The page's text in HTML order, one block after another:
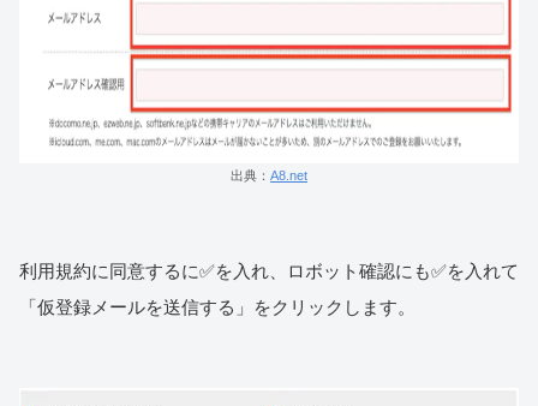
出典： A8.net
利用規約に同意するに✅を入れ、ロボット確認にも✅を入れて
「仮登録メールを送信する」をクリックします。